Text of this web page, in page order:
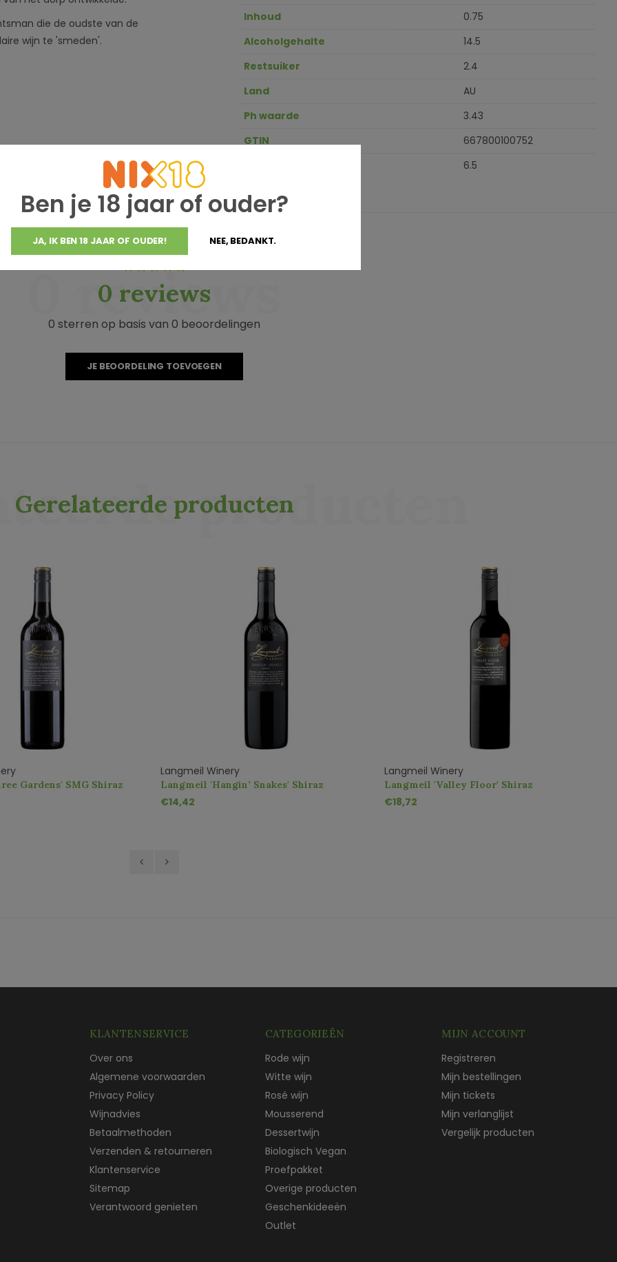
Ben je 18 jaar of ouder?
JA, IK BEN 18 JAAR OF OUDER! NEE, BEDANKT.
die de oudste van de
wijn te 'smeden'.
Inhoud
0.75
Alcoholgehalte
14.5
Restsuiker
2.4
Land
AU
Ph waarde
3.43
GTIN
667800100752
6.5
0 reviews
0 reviews
0 sterren op basis van 0 beoordelingen
JE BEOORDELING TOEVOEGEN
Gerelateerde productenproducten
Gardens' SMG Shiraz
Langmeil Winery
Langmeil 'Hangin’ Snakes' Shiraz
€14,42
Langmeil Winery
Langmeil 'Valley Floor' Shiraz
€18,72
KLANTENSERVICE
Over ons
Algemene voorwaarden
Privacy Policy
Wijnadvies
Betaalmethoden
Verzenden & retourneren
Klantenservice
Sitemap
Verantwoord genieten
CATEGORIEËN
Rode wijn
Witte wijn
Rosé wijn
Mousserend
Dessertwijn
Biologisch Vegan
Proefpakket
Overige producten
Geschenkideeën
Outlet
MIJN ACCOUNT
Registreren
Mijn bestellingen
Mijn tickets
Mijn verlanglijst
Vergelijk producten